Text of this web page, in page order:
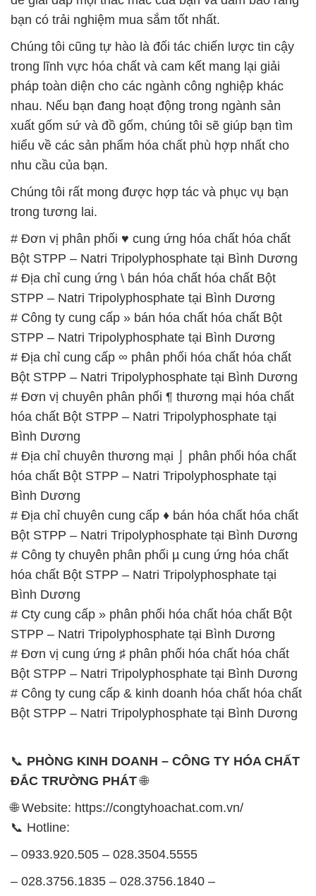
# Địa chỉ cung cấp ∞ phân phối hóa chất hóa chất
Bột STPP – Natri Tripolyphosphate tại Bình Dương
# Đơn vị chuyên phân phối ¶ thương mại hóa chất
hóa chất Bột STPP – Natri Tripolyphosphate tại
Bình Dương
# Địa chỉ chuyên thương mại ⌡ phân phối hóa chất
hóa chất Bột STPP – Natri Tripolyphosphate tại
Bình Dương
# Địa chỉ chuyên cung cấp ♦ bán hóa chất hóa chất
Bột STPP – Natri Tripolyphosphate tại Bình Dương
# Công ty chuyên phân phối µ cung ứng hóa chất
Bình Dương
# Cty cung cấp » phân phối hóa chất hóa chất Bột
STPP – Natri Tripolyphosphate tại Bình Dương
# Đơn vị cung ứng ♯ phân phối hóa chất hóa chất
Bột STPP – Natri Tripolyphosphate tại Bình Dương
# Công ty cung cấp & kinh doanh hóa chất hóa chất
Bột STPP – Natri Tripolyphosphate tại Bình Dương
📞PHÒNG KINH DOANH – CÔNG TY HÓA CHẤT
ĐẮC TRƯỜNG PHÁT
🌐 Website: https://congtyhoachat.com.vn/
📞 Hotline:
– 0933.920.505 – 028.3504.5555
– 028.3756.1835 – 028.3756.1840 –
028.3756.1841- 028.3756.1842
– 0932.660.696 – 0901.326.566 – 0906.387.866 –
0902.765.866
📧 Email: hoachat@dactruongphat.vn
GIỜ LÀM VIỆC TẠI CÔNG TY HÓA CHẤT ĐẮC
TRƯỜNG PHÁT
Thời gian làm việc tại Hóa Chất Đắc Trường Phát
được tổ chức như sau:
chiều: từ 12h30 đến 17h
12h30 đến 16h
thủ giờ làm việc để đảm bảo sự hỗ trợ tốt nhất cho